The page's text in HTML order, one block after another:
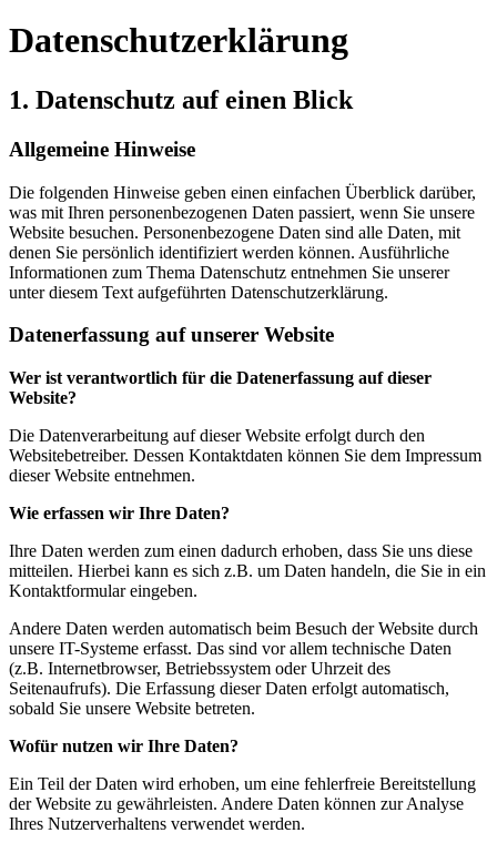
Datenschutzerklärung
1. Datenschutz auf einen Blick
Allgemeine Hinweise
Die folgenden Hinweise geben einen einfachen Überblick darüber,
was mit Ihren personenbezogenen Daten passiert, wenn Sie unsere
Website besuchen. Personenbezogene Daten sind alle Daten, mit
denen Sie persönlich identifiziert werden können. Ausführliche
Informationen zum Thema Datenschutz entnehmen Sie unserer
unter diesem Text aufgeführten Datenschutzerklärung.
Datenerfassung auf unserer Website
Wer ist verantwortlich für die Datenerfassung auf dieser
Website?
Die Datenverarbeitung auf dieser Website erfolgt durch den
Websitebetreiber. Dessen Kontaktdaten können Sie dem Impressum
dieser Website entnehmen.
Wie erfassen wir Ihre Daten?
Ihre Daten werden zum einen dadurch erhoben, dass Sie uns diese
mitteilen. Hierbei kann es sich z.B. um Daten handeln, die Sie in ein
Kontaktformular eingeben.
Andere Daten werden automatisch beim Besuch der Website durch
unsere IT-Systeme erfasst. Das sind vor allem technische Daten
(z.B. Internetbrowser, Betriebssystem oder Uhrzeit des
Seitenaufrufs). Die Erfassung dieser Daten erfolgt automatisch,
sobald Sie unsere Website betreten.
Wofür nutzen wir Ihre Daten?
Ein Teil der Daten wird erhoben, um eine fehlerfreie Bereitstellung
der Website zu gewährleisten. Andere Daten können zur Analyse
Ihres Nutzerverhaltens verwendet werden.